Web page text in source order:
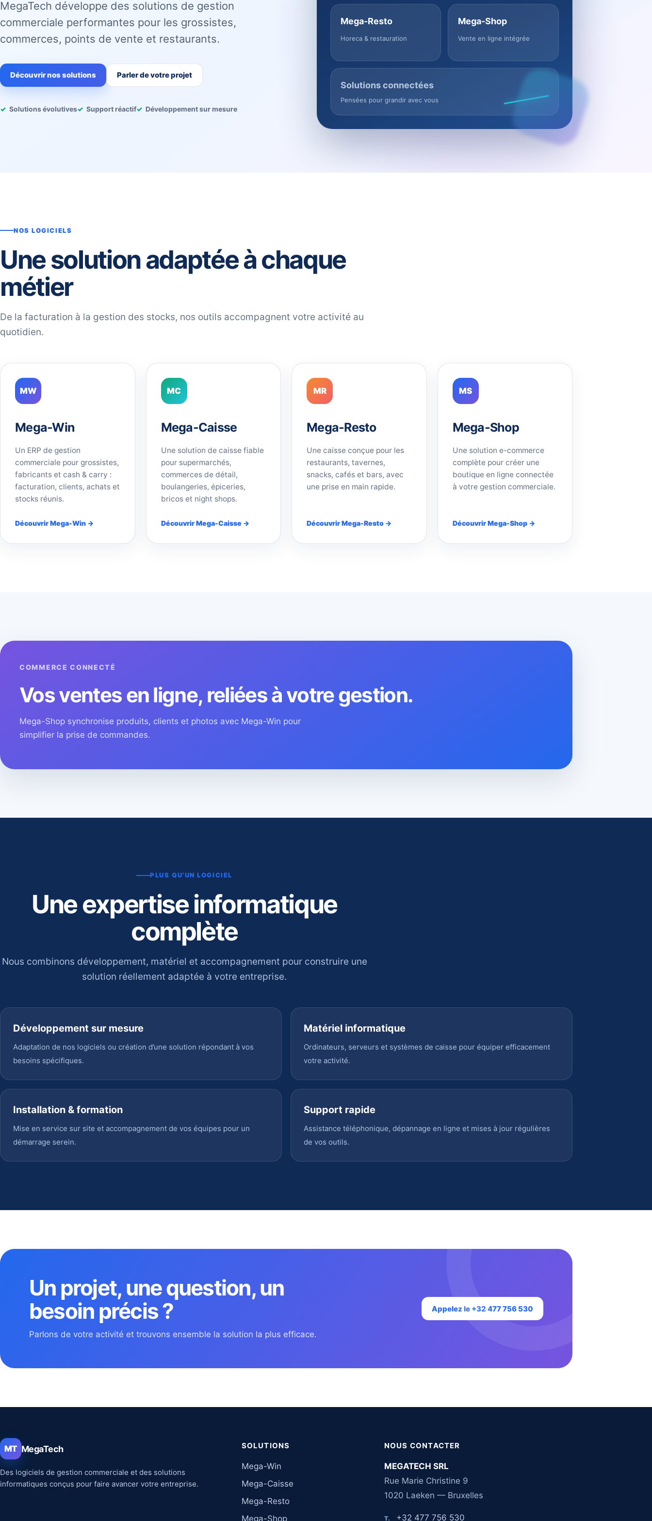
MegaTech développe des solutions de gestion
commerciale performantes pour les grossistes,
commerces, points de vente et restaurants.
Découvrir nos solutions Parler de votre projet
Solutions évolutives Support réactif Développement sur mesure
Mega-Resto
Horeca & restauration
Mega-Shop
Vente en ligne intégrée
Solutions connectées
Pensées pour grandir avec vous
NOS LOGICIELS
Une solution adaptée à chaque
métier
De la facturation à la gestion des stocks, nos outils accompagnent votre activité au
quotidien.
MW
Mega-Win
Un ERP de gestion
commerciale pour grossistes,
fabricants et cash & carry :
facturation, clients, achats et
stocks réunis.
Découvrir Mega-Win →
MC
Mega-Caisse
Une solution de caisse fiable
pour supermarchés,
commerces de détail,
boulangeries, épiceries,
bricos et night shops.
Découvrir Mega-Caisse →
MR
Mega-Resto
Une caisse conçue pour les
restaurants, tavernes,
snacks, cafés et bars, avec
une prise en main rapide.
Découvrir Mega-Resto →
MS
Mega-Shop
Une solution e-commerce
complète pour créer une
boutique en ligne connectée
à votre gestion commerciale.
Découvrir Mega-Shop →
COMMERCE CONNECTÉ
Vos ventes en ligne, reliées à votre gestion.
Mega-Shop synchronise produits, clients et photos avec Mega-Win pour
simplifier la prise de commandes.
PLUS QU’UN LOGICIEL
Une expertise informatique
complète
Nous combinons développement, matériel et accompagnement pour construire une
solution réellement adaptée à votre entreprise.
Développement sur mesure
Adaptation de nos logiciels ou création d’une solution répondant à vos
besoins spécifiques.
Matériel informatique
Ordinateurs, serveurs et systèmes de caisse pour équiper efficacement
votre activité.
Installation & formation
Mise en service sur site et accompagnement de vos équipes pour un
démarrage serein.
Support rapide
Assistance téléphonique, dépannage en ligne et mises à jour régulières
de vos outils.
Un projet, une question, un
besoin précis ?
Parlons de votre activité et trouvons ensemble la solution la plus efficace.
Appelez le +32 477 756 530
MT MegaTech
Des logiciels de gestion commerciale et des solutions
informatiques conçus pour faire avancer votre entreprise.
SOLUTIONS
Mega-Win
Mega-Caisse
Mega-Resto
Mega-Shop
NOUS CONTACTER
MEGATECH SRL
Rue Marie Christine 9
1020 Laeken — Bruxelles
T. +32 477 756 530